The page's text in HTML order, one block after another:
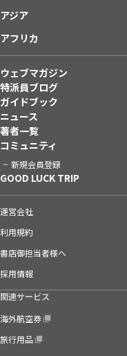
アジア
アフリカ
ウェブマガジン
特派員ブログ
ガイドブック
ニュース
著者一覧
コミュニティ
新規会員登録
GOOD LUCK TRIP
運営会社
利用規約
書店御担当者様へ
採用情報
関連サービス
海外航空券
旅行用品